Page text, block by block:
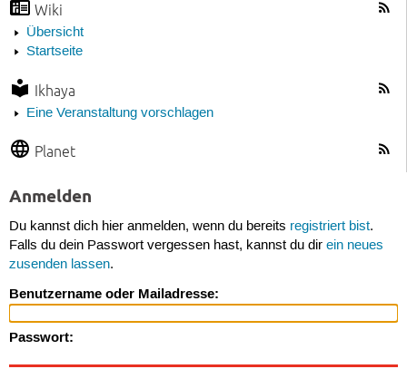
Wiki
Übersicht
Startseite
Ikhaya
Eine Veranstaltung vorschlagen
Planet
Anmelden
Du kannst dich hier anmelden, wenn du bereits registriert bist.
Falls du dein Passwort vergessen hast, kannst du dir ein neues
zusenden lassen.
Benutzername oder Mailadresse:
Passwort: